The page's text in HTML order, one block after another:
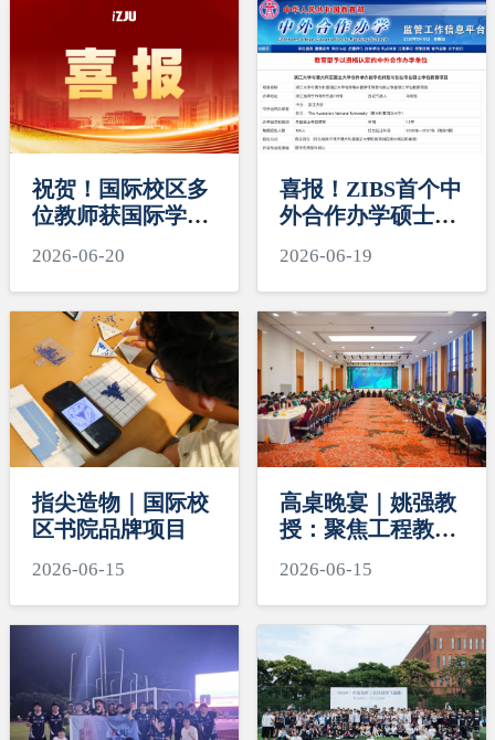
祝贺！国际校区多
位教师获国际学生
2026-06-20
喜报！ZIBS首个中
外合作办学硕士项
2026-06-19
指尖造物｜国际校
区书院品牌项目
2026-06-15
高桌晚宴｜姚强教
授：聚焦工程教育
建设
2026-06-15